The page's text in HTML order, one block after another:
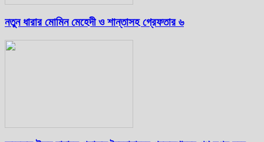
নতুন ধারার মোমিন মেহেদী ও শান্তাসহ গ্রেফতার ৬